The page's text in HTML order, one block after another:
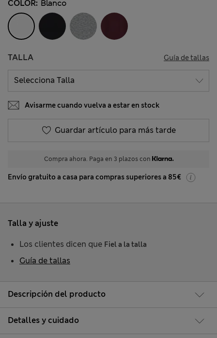
COLOR: Blanco
TALLA Guía de tallas
Avisarme cuando vuelva a estar en stock
Guardar artículo para más tarde
Compra ahora. Paga en 3 plazos con
Envío gratuito a casa para compras superiores a 85€
Descripción del producto
Detalles y cuidado
Talla y ajuste
Los clientes dicen que Fiel a la talla
Guía de tallas